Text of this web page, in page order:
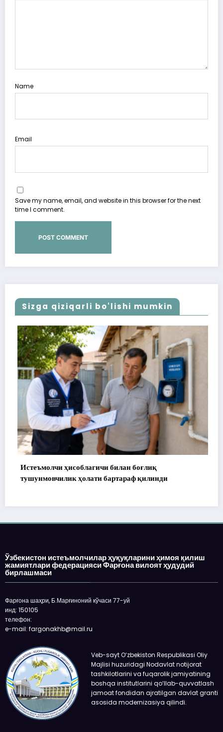
Name
Email
Save my name, email, and website in this browser for the next
time I comment.
Sizga qiziqarli bo'lishi mumkin
Истеъмолчи ҳисоблагичи билан боғлиқ
тушунмовчилик ҳолати бартараф қилинди
Ўзбекистон истеъмолчилар ҳуқуқларини ҳимоя қилиш
жамиятлари федерацияси Фарғона вилоят ҳудудий
бирлашмаси
Фарғона шаҳри, Б.Марғиноний кўчаси 77-уй
инд: 150105
телефон:
e-mail: fargonakhb@mail.ru
Veb-sayt O‘zbekiston Respublikasi Oliy
Majlisi huzuridagi Nodavlat notijorat
tashkilotlarini va fuqarolik jamiyatining
boshqa institutlarini qo‘llab-quvvatlash
jamoat fondidan ajratilgan davlat granti
asosida modernizasiya qilindi.